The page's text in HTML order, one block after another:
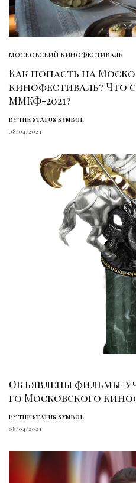
МОСКОВСКИЙ КИНОФЕСТИВАЛЬ
Как попасть на
кинофестиваль? Что
ММКФ-2021?
BY THE STATUS SYMBOL
08/04/2021
Объявлены фильмы-
го Московского
BY THE STATUS SYMBOL
08/04/2021